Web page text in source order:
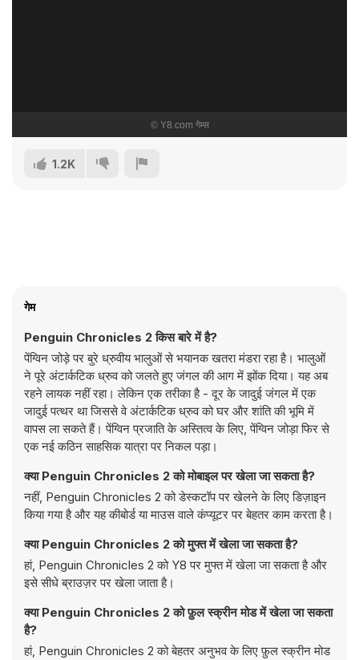
1.2K
गेम
Penguin Chronicles 2 किस बारे में है?
पेंग्विन जोड़े पर बुरे ध्रुवीय भालुओं से भयानक खतरा मंडरा रहा है। भालुओं
ने पूरे अंटार्कटिक ध्रुव को जलते हुए जंगल की आग में झोंक दिया। यह अब
रहने लायक नहीं रहा। लेकिन एक तरीका है - दूर के जादुई जंगल में एक
जादुई पत्थर था जिससे वे अंटार्कटिक ध्रुव को घर और शांति की भूमि में
वापस ला सकते हैं। पेंग्विन प्रजाति के अस्तित्व के लिए, पेंग्विन जोड़ा फिर से
एक नई कठिन साहसिक यात्रा पर निकल पड़ा।
क्या Penguin Chronicles 2 को मोबाइल पर खेला जा सकता है?
नहीं, Penguin Chronicles 2 को डेस्कटॉप पर खेलने के लिए डिज़ाइन
किया गया है और यह कीबोर्ड या माउस वाले कंप्यूटर पर बेहतर काम करता है।
क्या Penguin Chronicles 2 को मुफ्त में खेला जा सकता है?
हां, Penguin Chronicles 2 को Y8 पर मुफ्त में खेला जा सकता है और
इसे सीधे ब्राउज़र पर खेला जाता है।
क्या Penguin Chronicles 2 को फ़ुल स्क्रीन मोड में खेला जा सकता
है?
हां, Penguin Chronicles 2 को बेहतर अनुभव के लिए फ़ुल स्क्रीन मोड